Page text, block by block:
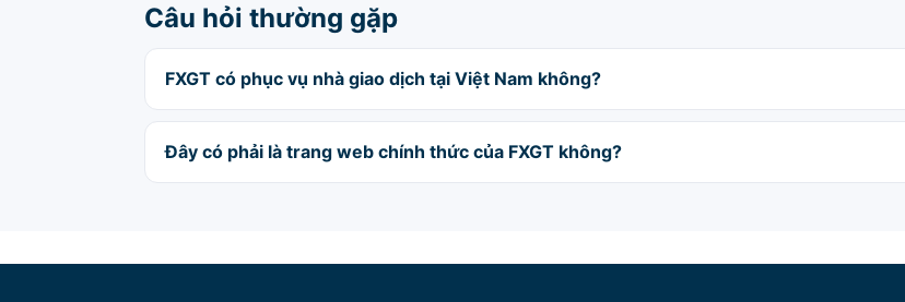
Câu hỏi thường gặp
FXGT có phục vụ nhà giao dịch tại Việt Nam không?
Đây có phải là trang web chính thức của FXGT không?